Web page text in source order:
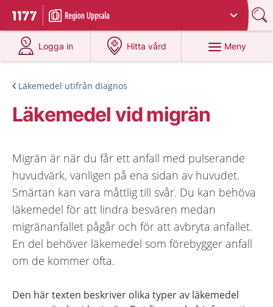
Till startsidan för 1177
Du har valt region
Logga in
på 1177.se
Hitta vård
på 1177.se
Meny
Läkemedel utifrån diagnos
Läkemedel vid migrän
Migrän är när du får ett anfall med pulserande
huvudvärk, vanligen på ena sidan av huvudet.
Smärtan kan vara måttlig till svår. Du kan behöva
läkemedel för att lindra besvären medan
migränanfallet pågår och för att avbryta anfallet.
En del behöver läkemedel som förebygger anfall
om de kommer ofta.
Den här texten beskriver olika typer av läkemedel